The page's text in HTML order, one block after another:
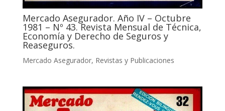
Mercado Asegurador. Año IV – Octubre
1981 – Nº 43. Revista Mensual de Técnica,
Economía y Derecho de Seguros y
Reaseguros.
Mercado Asegurador, Revistas y Publicaciones